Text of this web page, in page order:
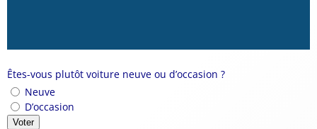
Êtes-vous plutôt voiture neuve ou d’occasion ?
Neuve
D’occasion
Voter